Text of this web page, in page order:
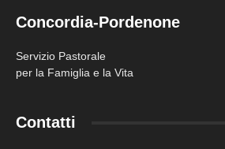
Concordia-Pordenone
Servizio Pastorale
per la Famiglia e la Vita
Contatti